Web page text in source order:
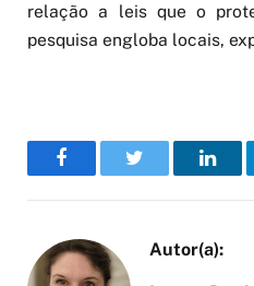
relação a leis que o
pesquisa engloba locais,
FacebookTwitter